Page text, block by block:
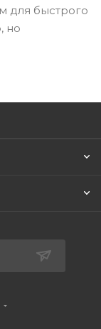
для быстрого
но